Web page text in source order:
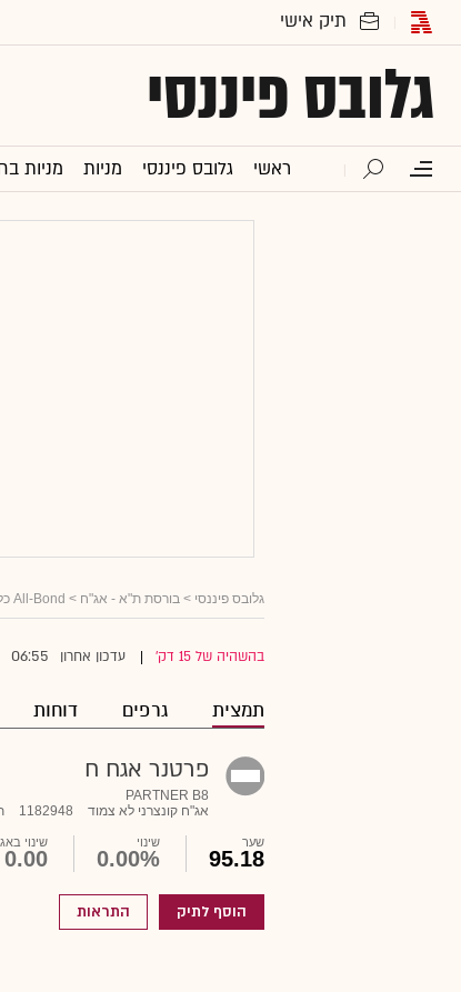
גלובס פיננסי
ראשי גלובס פיננסי מניות מניות
גלובס פיננסי > בורסת ת"א - אג"ח > All-Bond כללי
בהשהיה של 15 דק' עדכון אחרון 06:55
תמצית גרפים דוחות
פרטנר אגח ח
PARTNER B8
אג"ח קונצרני לא צמוד
1182948
שער
95.18
שינוי
0.00%
שינוי
0.00
הוסף לתיק התראות